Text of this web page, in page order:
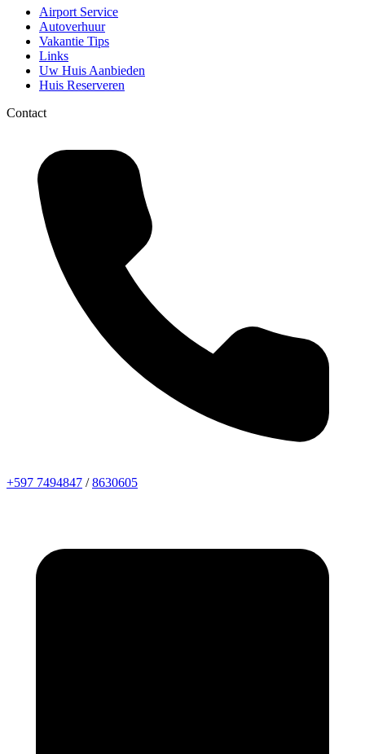
Airport Service
Autoverhuur
Vakantie Tips
Links
Uw Huis Aanbieden
Huis Reserveren
Contact
+597 7494847 /8630605